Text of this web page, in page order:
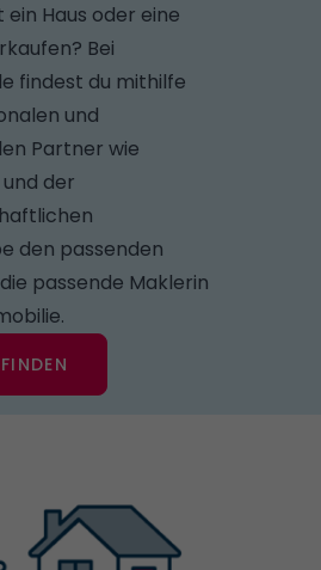
Haus oder eine
Bei
findest du mithilfe
und
Partner wie
der
den passenden
passende Maklerin